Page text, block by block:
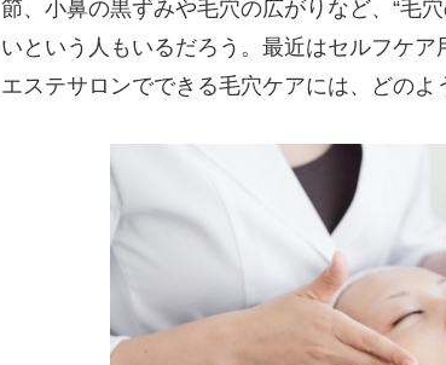
節、小鼻の黒ずみや毛穴の広がりなど、“毛
いという人もいるだろう。最近はセルフケア
エステサロンでできる毛穴ケアには、どのよ